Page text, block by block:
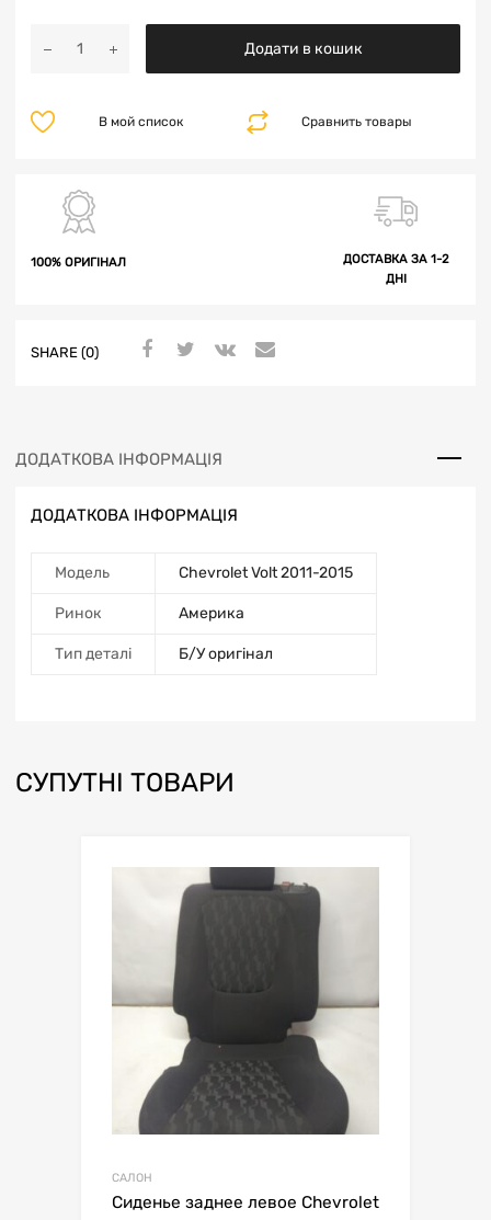
Додати в кошик
Сравнить товары
В мой список
100% ОРИГІНАЛ
ДОСТАВКА ЗА 1-2
ДНІ
SHARE (0)
ДОДАТКОВА ІНФОРМАЦІЯ
ДОДАТКОВА ІНФОРМАЦІЯ
Модель Chevrolet Volt 2011-2015
Ринок Америка
Тип деталі Б/У оригінал
СУПУТНІ ТОВАРИ
САЛОН
Сиденье заднее левое Chevrolet